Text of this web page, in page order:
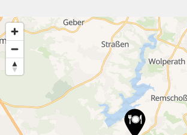
3
3